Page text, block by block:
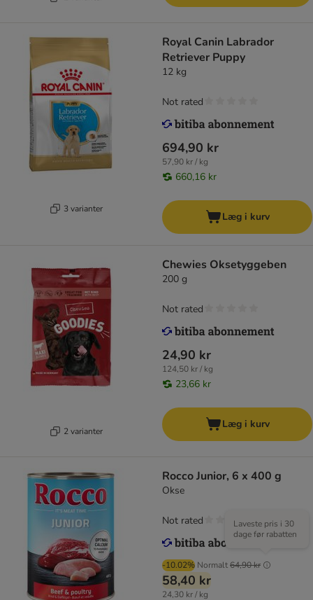
3 varianter
Royal Canin Labrador
Retriever Puppy
12 kg
694,90 kr
57,90 kr / kg
660,16 kr
Not rated
Læg i kurv
2 varianter
Chewies Oksetyggeben
200 g
24,90 kr
124,50 kr / kg
23,66 kr
Not rated
Læg i kurv
Rocco Junior, 6 x 400 g
Okse
-10.02% Normalt64,90 kr
Laveste pris i 30
dage før rabatten
58,40 kr
24,30 kr / kg
Not rated